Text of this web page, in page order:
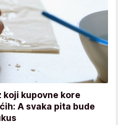
koji kupovne kore
A svaka pita bude